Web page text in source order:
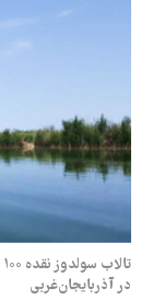
در آذربایجان‌غربی